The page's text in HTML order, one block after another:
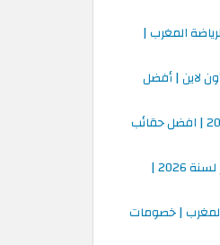
المغرب |
لاين | أفضل
شنط لويس فيتون الأصلية 2026 | افضل حقائب
أفضل منتجات اي هيرب للشعر لسنة 2026 |
| خصومات